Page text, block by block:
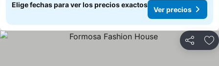
Elige fechas para ver los precios exactos
Ver precios
Compartir